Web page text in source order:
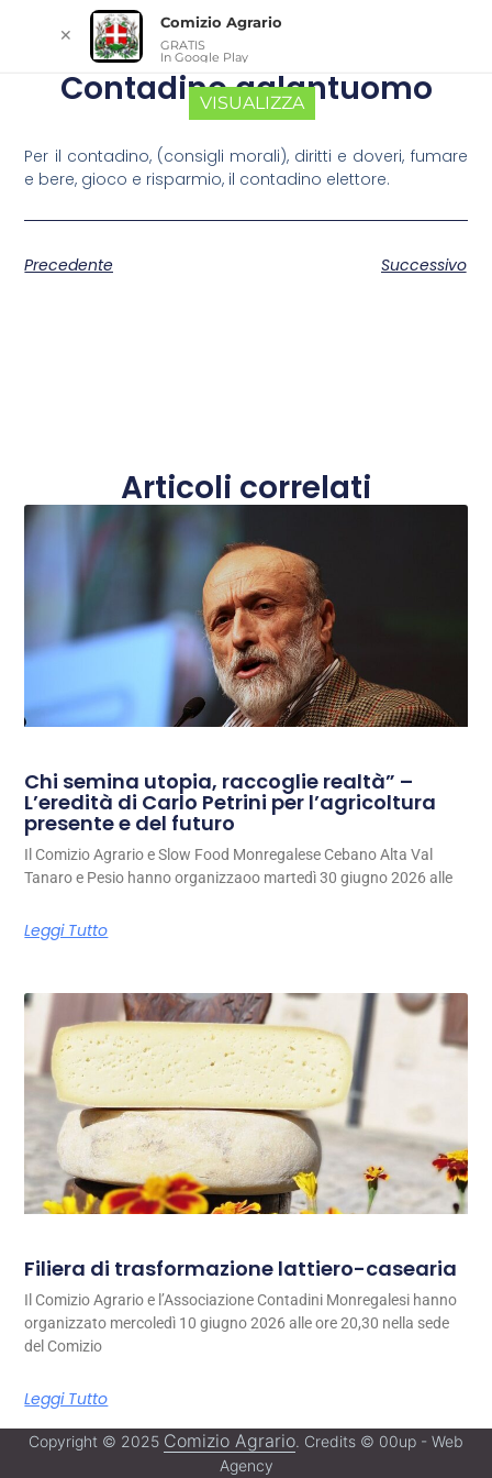
Contadino galantuomo
Per il contadino, (consigli morali), diritti e doveri, fumare
e bere, gioco e risparmio, il contadino elettore.
Precedente Successivo
Articoli correlati
Chi semina utopia, raccoglie realtà” –
L’eredità di Carlo Petrini per l’agricoltura
presente e del futuro
Il Comizio Agrario e Slow Food Monregalese Cebano Alta Val
Tanaro e Pesio hanno organizzaoo martedì 30 giugno 2026 alle
Leggi Tutto
Filiera di trasformazione lattiero-casearia
Il Comizio Agrario e l’Associazione Contadini Monregalesi hanno
organizzato mercoledì 10 giugno 2026 alle ore 20,30 nella sede
del Comizio
Leggi Tutto
Copyright © 2025 Comizio Agrario. Credits © 00up - Web
Agency
✕
Comizio Agrario
GRATIS
In Google Play
VISUALIZZA